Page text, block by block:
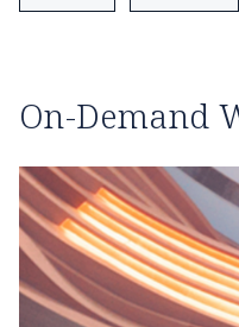
On-Demand